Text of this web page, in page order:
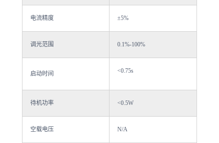
电流精度 ±5%
调光范围 0.1%-100%
启动时间 <0.75s
待机功率 <0.5W
空载电压 N/A